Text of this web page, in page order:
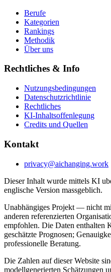
Berufe
Kategorien
Rankings
Methodik
Über uns
Rechtliches & Info
Nutzungsbedingungen
Datenschutzrichtlinie
Rechtliches
KI-Inhaltsoffenlegung
Credits und Quellen
Kontakt
privacy@aichanging.work
Dieser Inhalt wurde mittels KI
englische Version massgeblich.
Unabhängiges Projekt — nicht
anderen referenzierten
empfohlen. Die Daten enthalten
geschätzte Prognosen;
professionelle Beratung.
Die Zahlen auf dieser Website
modellgenerierten Schätzungen